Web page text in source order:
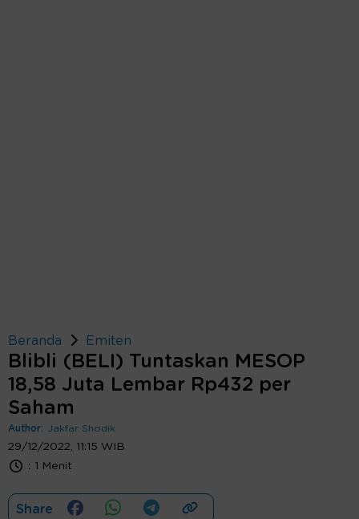
Beranda Emiten
Blibli (BELI) Tuntaskan MESOP
18,58 Juta Lembar Rp432 per
Saham
Author: Jakfar Shodik
29/12/2022, 11:15 WIB
: 1 Menit
Share